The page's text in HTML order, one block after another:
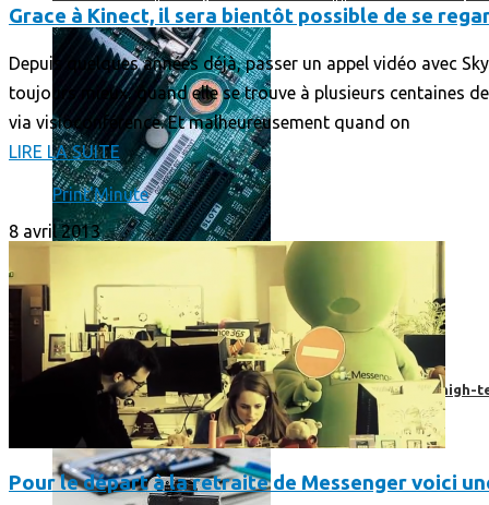
Prendre une extension de garantie pour vos appareils high-
Grace à Kinect, il sera bientôt possible de se
Depuis quelques années déjà, passer un appel vidéo avec
toujours mieux, quand elle se trouve à plusieurs centaines
via visioconférence. Et malheureusement quand on
LIRE LA SUITE
Print'Minute
8 avril 2013
Pour le départ à la retraite de Messenger voici